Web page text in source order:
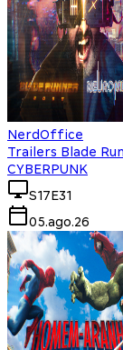
NerdOffice
Trailers Blade
CYBERPUNK
S17E31
05.ago.26